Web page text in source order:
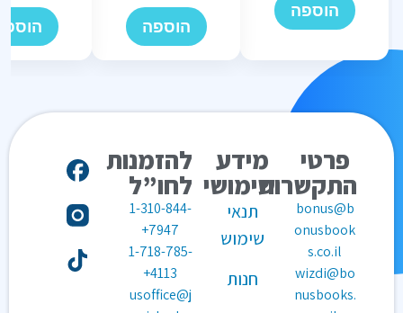
הוספה
הוספה
פרטי
התקשרות
bonus@b
onusbook
s.co.il
wizdi@bo
nusbooks.
מידע
שימושי
תנאי
שימוש
חנות
להזמנות
לחו”ל
1-310-844-
7947+
1-718-785-
4113+
usoffice@j